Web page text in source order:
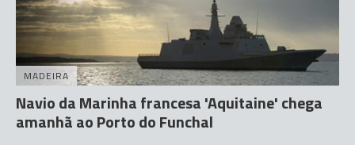
MADEIRA
Navio da Marinha francesa 'Aquitaine' chega
amanhã ao Porto do Funchal